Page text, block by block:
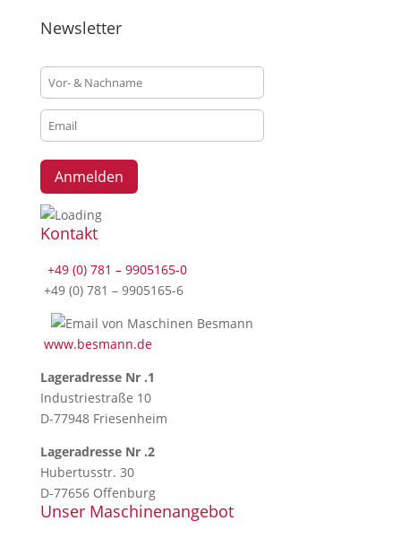
created
technical
issues,
only.
Newsletter
Kontakt
+49 (0) 781 – 9905165-0
+49 (0) 781 – 9905165-6
www.besmann.de
Lageradresse Nr .1
Industriestraße 10
D-77948 Friesenheim
Lageradresse Nr .2
Hubertusstr. 30
D-77656 Offenburg
Unser Maschinenangebot